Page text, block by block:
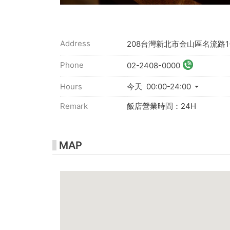
Address 208台灣新北市金山區名流路
Phone 02-2408-0000
Hours
今天 00:00-24:00
Remark
飯店營業時間：24H
MAP